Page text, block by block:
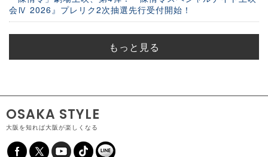
会Ⅳ 2026』プレリク2次抽選先行受付開始！
もっと見る
OSAKA STYLE
大阪を知れば大阪が楽しくなる